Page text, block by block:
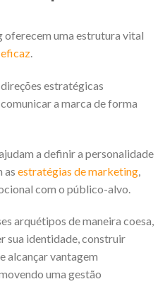
uma estrutura vital
.
estratégicas
a marca de forma
a definir a personalidade
as estratégias de marketing
com o público-alvo.
arquétipos de maneira coesa,
sua identidade, construir
alcançar vantagem
uma gestão